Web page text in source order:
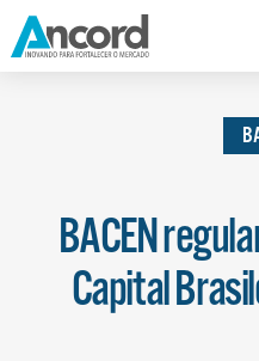
INSTITUCIONAL
BACEN
Capital